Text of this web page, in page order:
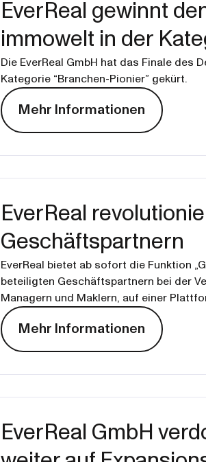
EverReal gewinnt
immowelt in der
Die EverReal GmbH hat das Finale des
Kategorie “Branchen-Pionier” gekürt.
Mehr Informationen
EverReal
Geschäftspartnern
EverReal bietet ab sofort die Funktion
beteiligten Geschäftspartnern bei der
Managern und Maklern, auf einer
Mehr Informationen
EverReal GmbH